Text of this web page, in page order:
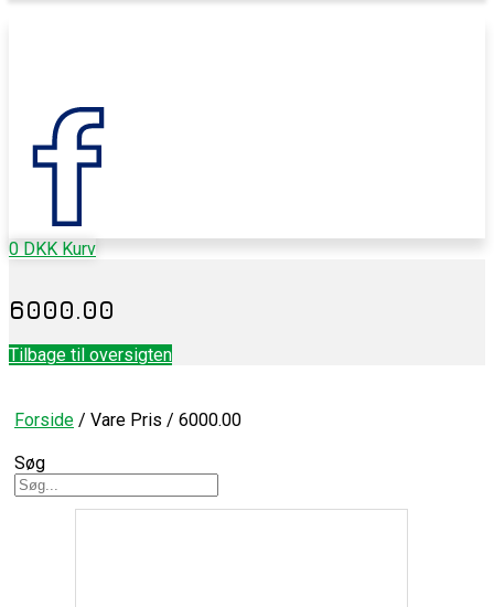
0 DKK Kurv
6000.00
Tilbage til oversigten
Forside / Vare Pris / 6000.00
Søg